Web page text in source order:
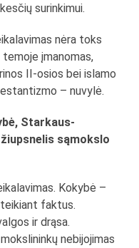
surinkimui.
nėra toks
įmanomas,
II-osios bei islamo
– nuvylė.
Starkaus-
sąmokslo
Kokybė –
faktus.
ir drąsa.
nebijojimas